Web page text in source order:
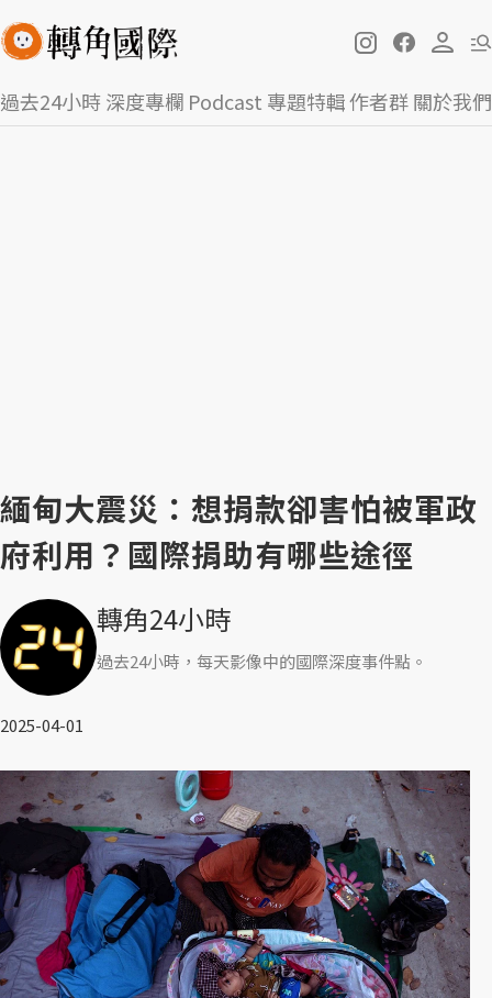
過去24小時深度專欄 Podcast 專題特輯作者群關於我們
緬甸大震災：想捐款卻害怕被軍政
府利用？國際捐助有哪些途徑
轉角24小時
過去24小時，每天影像中的國際深度事件點。
2025-04-01